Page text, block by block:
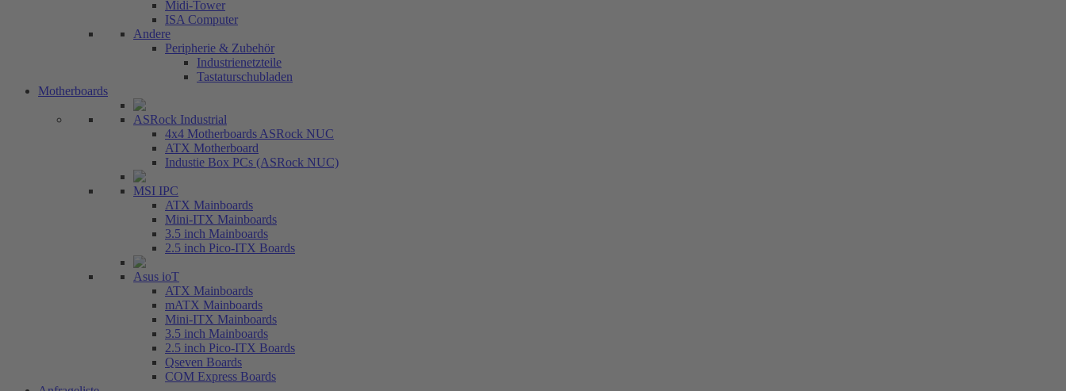
Midi-Tower
ISA Computer
Andere
Peripherie & Zubehör
Industrienetzteile
Tastaturschubladen
Motherboards
ASRock Industrial
4x4 Motherboards ASRock NUC
ATX Motherboard
Industie Box PCs (ASRock NUC)
MSI IPC
ATX Mainboards
Mini-ITX Mainboards
3.5 inch Mainboards
2.5 inch Pico-ITX Boards
Asus ioT
ATX Mainboards
mATX Mainboards
Mini-ITX Mainboards
3.5 inch Mainboards
2.5 inch Pico-ITX Boards
Qseven Boards
COM Express Boards